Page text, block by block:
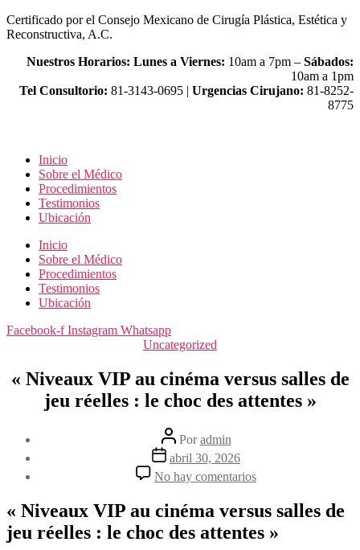
Saltar
al
Certificado por el Consejo Mexicano de Cirugía Plástica, Estética y
Reconstructiva, A.C.
Nuestros Horarios: Lunes a Viernes: 10am a 7pm – Sábados:
10am a 1pm
Tel Consultorio: 81-3143-0695 | Urgencias Cirujano: 81-8252-
8775
Inicio
Sobre el Médico
Procedimientos
Testimonios
Ubicación
Inicio
Sobre el Médico
Procedimientos
Testimonios
Ubicación
Facebook-f Instagram Whatsapp
Categorías
Uncategorized
« Niveaux VIP au cinéma versus salles de
jeu réelles : le choc des attentes »
Autor
de
la
entrada
Poradmin
Fecha
la
abril 30, 2026
No hay comentarios
«
Niveaux
VIP
au
« Niveaux VIP au cinéma versus salles de
jeu réelles : le choc des attentes »